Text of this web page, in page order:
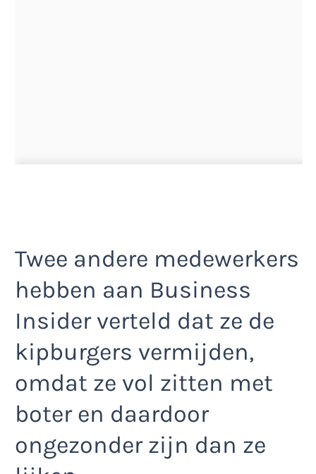
Twee andere medewerkers
hebben aan Business
Insider verteld dat ze de
kipburgers vermijden,
omdat ze vol zitten met
boter en daardoor
ongezonder zijn dan ze